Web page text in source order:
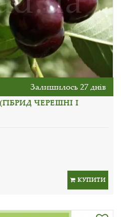
Залишилось 27 днів
ЧЕРЕШНІ І
КУПИТИ